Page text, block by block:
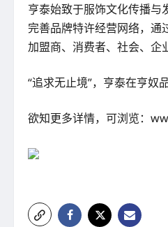
亨泰始致于服饰文化传播与
完善品牌特许经营网络，通
加盟商、消费者、社会、企
“追求无止境”，亨泰在亨奴
欲知更多详情，可浏览：